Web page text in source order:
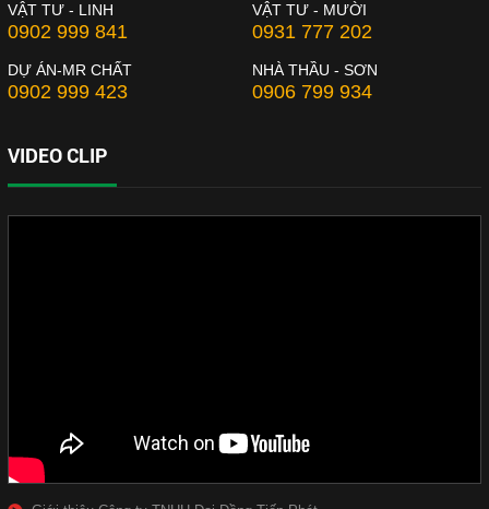
VẬT TƯ - LINH
0902 999 841
VẬT TƯ - MƯỜI
0931 777 202
DỰ ÁN-MR CHẤT
0902 999 423
NHÀ THẦU - SƠN
0906 799 934
VIDEO CLIP